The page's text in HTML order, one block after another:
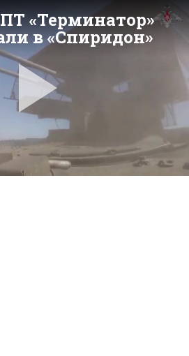
«Терминатор»
в «Спиридон»